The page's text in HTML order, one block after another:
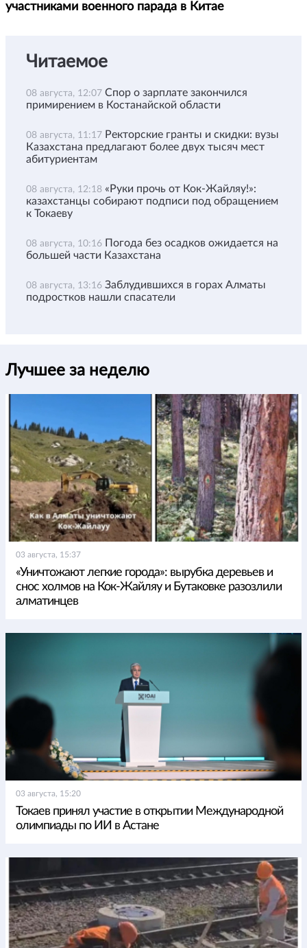
участниками военного парада в Китае
Читаемое
08 августа, 12:07 Спор о зарплате закончился
примирением в Костанайской области
08 августа, 11:17 Ректорские гранты и скидки: вузы
Казахстана предлагают более двух тысяч мест
абитуриентам
08 августа, 12:18 «Руки прочь от Кок-Жайляу!»:
казахстанцы собирают подписи под обращением
к Токаеву
08 августа, 10:16 Погода без осадков ожидается на
большей части Казахстана
08 августа, 13:16 Заблудившихся в горах Алматы
подростков нашли спасатели
Лучшее за неделю
03 августа, 15:37
«Уничтожают легкие города»: вырубка деревьев и
снос холмов на Кок-Жайляу и Бутаковке разозлили
алматинцев
03 августа, 15:20
Токаев принял участие в открытии Международной
олимпиады по ИИ в Астане